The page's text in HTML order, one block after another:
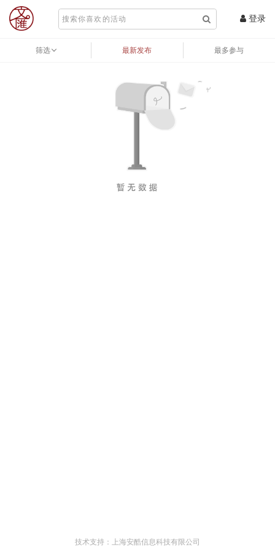
登录
筛选 最新发布 最多参与
技术支持：上海安酷信息科技有限公司